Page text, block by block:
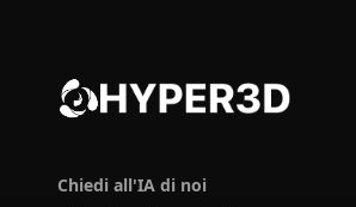
Chiedi all'IA di noi